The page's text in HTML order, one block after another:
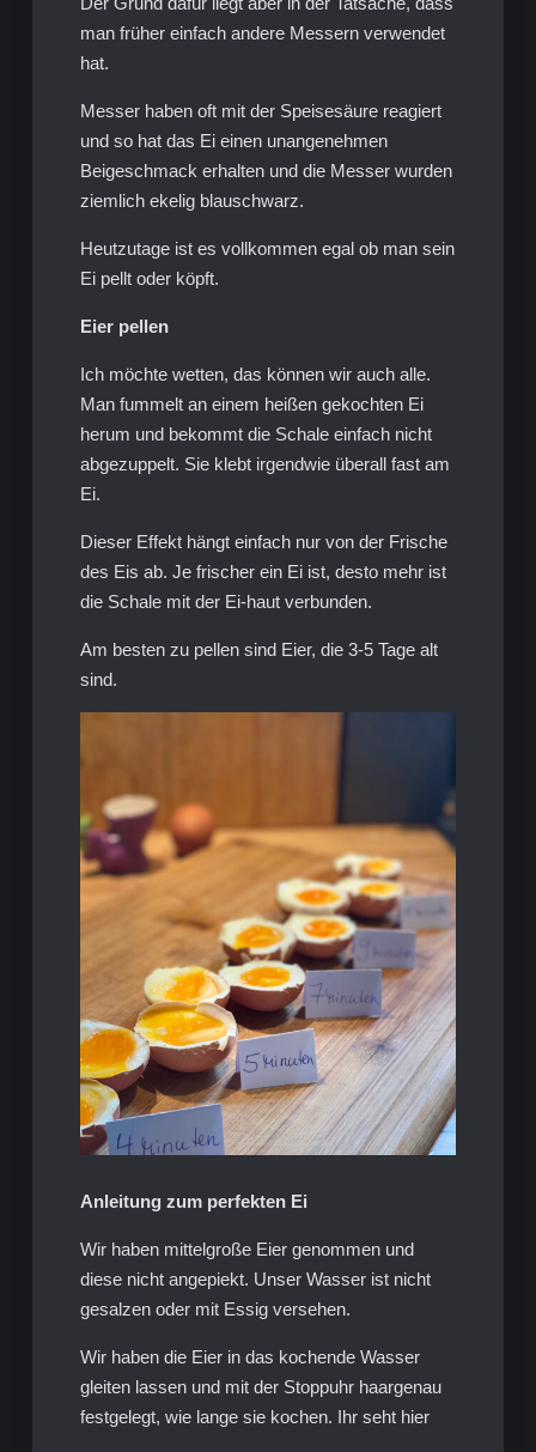
man früher einfach andere Messern verwendet
hat.
Messer haben oft mit der Speisesäure reagiert
und so hat das Ei einen unangenehmen
Beigeschmack erhalten und die Messer wurden
ziemlich ekelig blauschwarz.
Heutzutage ist es vollkommen egal ob man sein
Ei pellt oder köpft.
Eier pellen
Ich möchte wetten, das können wir auch alle.
Man fummelt an einem heißen gekochten Ei
herum und bekommt die Schale einfach nicht
abgezuppelt. Sie klebt irgendwie überall fast am
Ei.
Dieser Effekt hängt einfach nur von der Frische
des Eis ab. Je frischer ein Ei ist, desto mehr ist
die Schale mit der Ei-haut verbunden.
Am besten zu pellen sind Eier, die 3-5 Tage alt
sind.
Anleitung zum perfekten Ei
Wir haben mittelgroße Eier genommen und
diese nicht angepiekt. Unser Wasser ist nicht
gesalzen oder mit Essig versehen.
Wir haben die Eier in das kochende Wasser
gleiten lassen und mit der Stoppuhr haargenau
festgelegt, wie lange sie kochen. Ihr seht hier